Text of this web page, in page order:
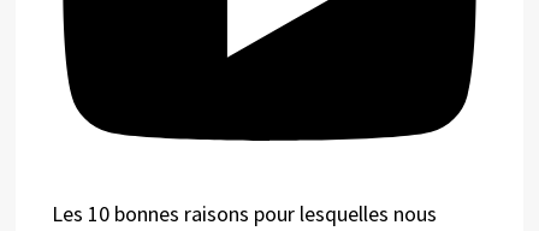
Les 10 bonnes raisons pour lesquelles nous